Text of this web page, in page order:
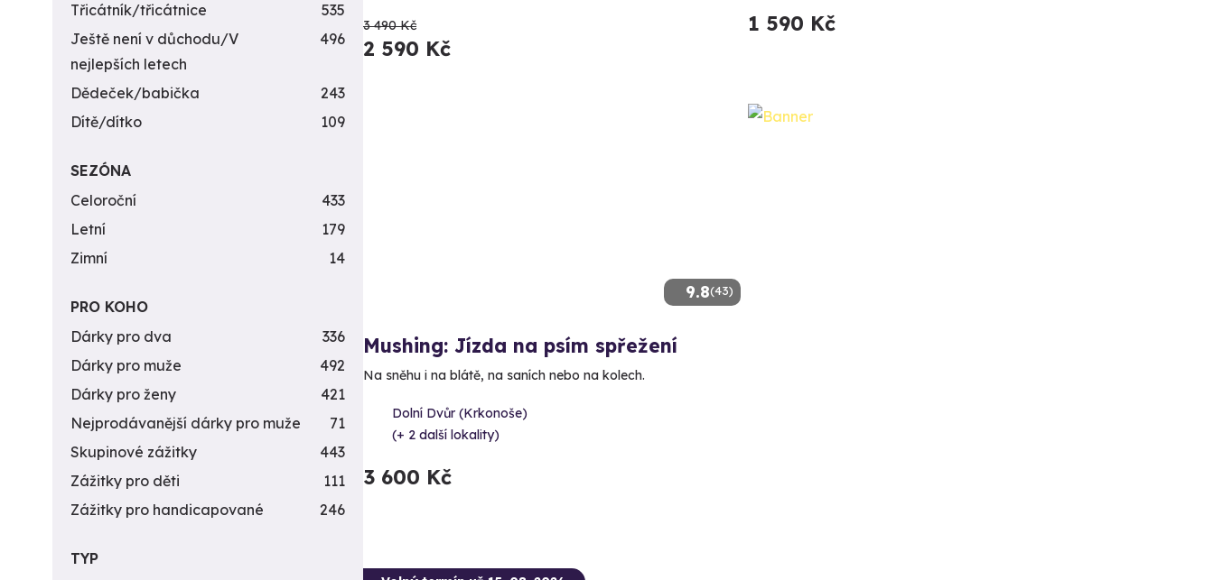
3 490 Kč
2 590 Kč
1 590 Kč
9.8(43)
Mushing: Jízda na psím spřežení
Na sněhu i na blátě, na saních nebo na kolech.
Dolní Dvůr (Krkonoše)
(+ 2 další lokality)
3 600 Kč
Třicátník/třicátnice
535
Ještě není v důchodu/V
nejlepších letech
496
Dědeček/babička
243
Dítě/dítko
109
SEZÓNA
Celoroční
433
Letní
179
Zimní
14
PRO KOHO
Dárky pro dva
336
Dárky pro muže
492
Dárky pro ženy
421
Nejprodávanější dárky pro muže
71
Skupinové zážitky
443
Zážitky pro děti
111
Zážitky pro handicapované
246
TYP